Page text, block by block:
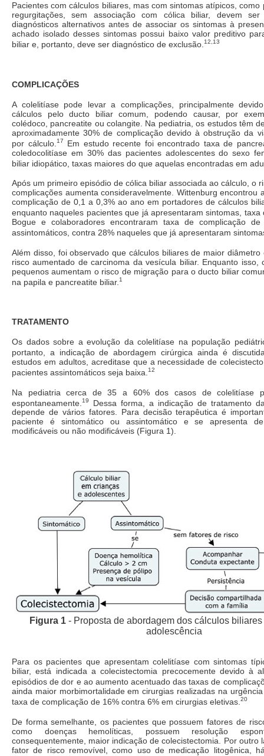
Pacientes com cálculos biliares, mas com sintomas atípicos, como
regurgitações, sem associação com cólica biliar, devem ser
diagnósticos alternativos antes de associar os sintomas à
achado isolado desses sintomas possui baixo valor preditivo
biliar e, portanto, deve ser diagnóstico de exclusão. 12,13
COMPLICAÇÕES
A colelitíase pode levar a complicações, principalmente
cálculos pelo ducto biliar comum, podendo causar, por
colédoco, pancreatite ou colangite. Na pediatria, os estudos têm
aproximadamente 30% de complicação devido à obstrução da
por cálculo. 17
Em estudo recente foi encontrado taxa de
coledocolitíase em 30% das pacientes adolescentes do sexo
biliar idiopático, taxas maiores do que aquelas encontradas em
Após um primeiro episódio de cólica biliar associada ao cálculo, o
complicações aumenta consideravelmente. Wittenburg encontrou
complicação de 0,1 a 0,3% ao ano em portadores de cálculos
enquanto naqueles pacientes que já apresentaram sintomas, taxa
Bogue e colaboradores encontraram taxa de complicação
assintomáticos, contra 28% naqueles que já apresentaram
Além disso, foi observado que cálculos biliares de maior diâmetro
risco aumentado de carcinoma da vesícula biliar. Enquanto isso,
pequenos aumentam o risco de migração para o ducto biliar
na papila e pancreatite biliar. 1
TRATAMENTO
Os dados sobre a evolução da colelitíase na população
portanto, a indicação de abordagem cirúrgica ainda é
estudos em adultos, acreditase que a necessidade de
pacientes assintomáticos seja baixa. 12
Na pediatria cerca de 35 a 60% dos casos de colelitíase
espontaneamente. 19
Dessa forma, a indicação de tratamento
depende de vários fatores. Para decisão terapêutica é
paciente é sintomático ou assintomático e se apresenta
modificáveis ou não modificáveis (Figura 1).
Figura 1 - Proposta de abordagem dos cálculos
adolescência
Para os pacientes que apresentam colelitíase com sintomas
biliar, está indicada a colecistectomia precocemente devido à
episódios de dor e ao aumento acentuado das taxas de
ainda maior morbimortalidade em cirurgias realizadas na
taxa de complicação de 16% contra 6% em cirurgias eletivas. 20
De forma semelhante, os pacientes que possuem fatores de
como doenças hemolíticas, possuem resolução
consequentemente, maior indicação de colecistectomia. Por outro
fator de risco removível, como uso de medicação litogênica,